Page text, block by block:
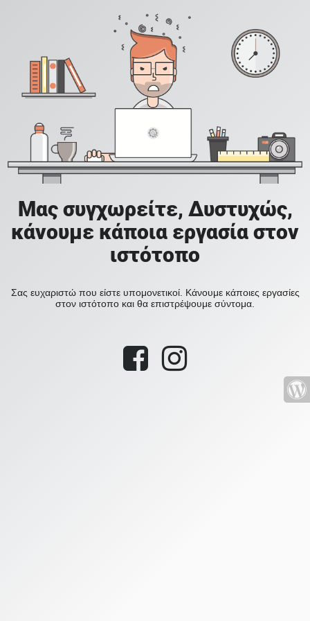
Μας συγχωρείτε, Δυστυχώς,
κάνουμε κάποια εργασία στον
ιστότοπο
Σας ευχαριστώ που είστε υπομονετικοί. Κάνουμε κάποιες εργασίες
στον ιστότοπο και θα επιστρέψουμε σύντομα.